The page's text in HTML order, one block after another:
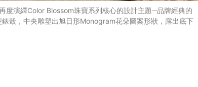
度演繹Color Blossom珠寶系列核心的設計主題─品牌經典的
殼，中央雕塑出旭日形Monogram花朵圖案形狀，露出底下